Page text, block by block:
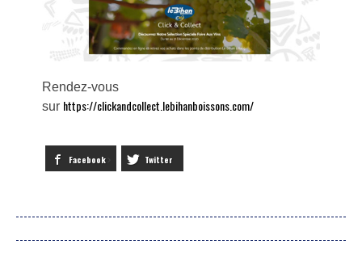
Rendez-vous
sur https://clickandcollect.lebihanboissons.com/
Facebook Twitter